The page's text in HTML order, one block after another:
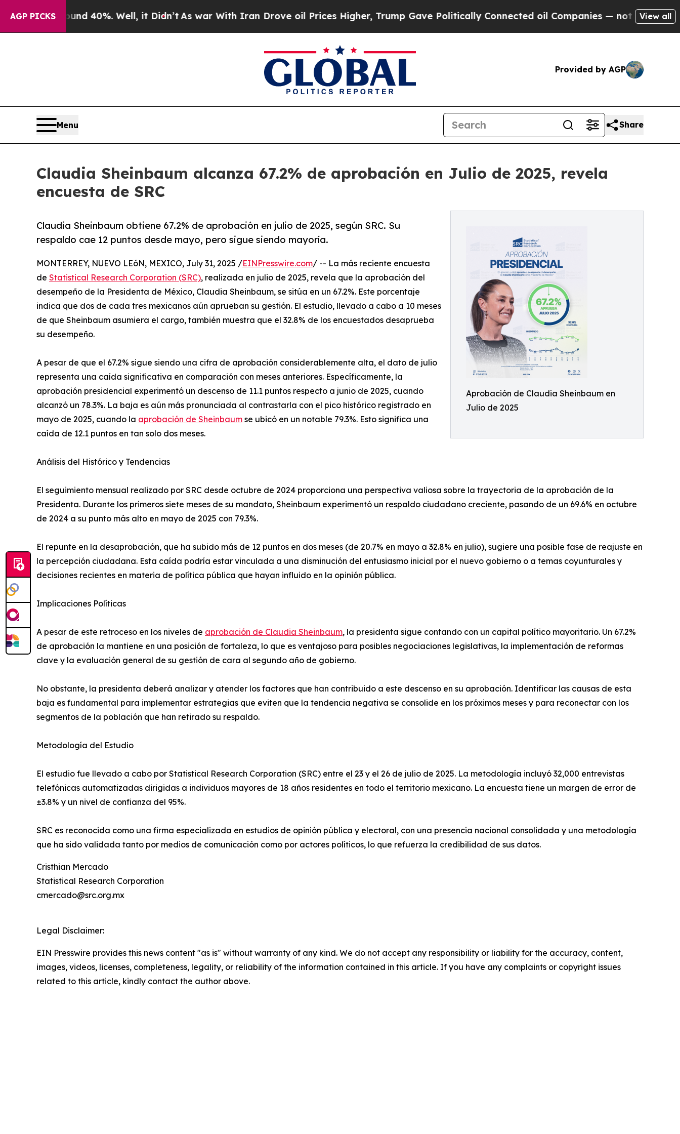
AGP PICKS
Around 40%. Well, it Didn’t As war With Iran Drove oil Prices Higher, Trump Gave Politically Connected oil Companies — not Taxpayers — the
View all
Provided by AGP
Menu Share
Claudia Sheinbaum alcanza 67.2% de aprobación en Julio de 2025, revela
encuesta de SRC
Aprobación de Claudia Sheinbaum en
Julio de 2025
Claudia Sheinbaum obtiene 67.2% de aprobación en julio de 2025, según SRC. Su
respaldo cae 12 puntos desde mayo, pero sigue siendo mayoría.
MONTERREY, NUEVO LEóN, MEXICO, July 31, 2025 /EINPresswire.com/ -- La más reciente encuesta
de Statistical Research Corporation (SRC), realizada en julio de 2025, revela que la aprobación del
desempeño de la Presidenta de México, Claudia Sheinbaum, se sitúa en un 67.2%. Este porcentaje
indica que dos de cada tres mexicanos aún aprueban su gestión. El estudio, llevado a cabo a 10 meses
de que Sheinbaum asumiera el cargo, también muestra que el 32.8% de los encuestados desaprueba
su desempeño.
A pesar de que el 67.2% sigue siendo una cifra de aprobación considerablemente alta, el dato de julio
representa una caída significativa en comparación con meses anteriores. Específicamente, la
aprobación presidencial experimentó un descenso de 11.1 puntos respecto a junio de 2025, cuando
alcanzó un 78.3%. La baja es aún más pronunciada al contrastarla con el pico histórico registrado en
mayo de 2025, cuando la aprobación de Sheinbaum se ubicó en un notable 79.3%. Esto significa una
caída de 12.1 puntos en tan solo dos meses.
Análisis del Histórico y Tendencias
El seguimiento mensual realizado por SRC desde octubre de 2024 proporciona una perspectiva valiosa sobre la trayectoria de la aprobación de la
Presidenta. Durante los primeros siete meses de su mandato, Sheinbaum experimentó un respaldo ciudadano creciente, pasando de un 69.6% en octubre
de 2024 a su punto más alto en mayo de 2025 con 79.3%.
El repunte en la desaprobación, que ha subido más de 12 puntos en dos meses (de 20.7% en mayo a 32.8% en julio), sugiere una posible fase de reajuste en
la percepción ciudadana. Esta caída podría estar vinculada a una disminución del entusiasmo inicial por el nuevo gobierno o a temas coyunturales y
decisiones recientes en materia de política pública que hayan influido en la opinión pública.
Implicaciones Políticas
A pesar de este retroceso en los niveles de aprobación de Claudia Sheinbaum, la presidenta sigue contando con un capital político mayoritario. Un 67.2%
de aprobación la mantiene en una posición de fortaleza, lo que es ventajoso para posibles negociaciones legislativas, la implementación de reformas
clave y la evaluación general de su gestión de cara al segundo año de gobierno.
No obstante, la presidenta deberá analizar y atender los factores que han contribuido a este descenso en su aprobación. Identificar las causas de esta
baja es fundamental para implementar estrategias que eviten que la tendencia negativa se consolide en los próximos meses y para reconectar con los
segmentos de la población que han retirado su respaldo.
Metodología del Estudio
El estudio fue llevado a cabo por Statistical Research Corporation (SRC) entre el 23 y el 26 de julio de 2025. La metodología incluyó 32,000 entrevistas
telefónicas automatizadas dirigidas a individuos mayores de 18 años residentes en todo el territorio mexicano. La encuesta tiene un margen de error de
±3.8% y un nivel de confianza del 95%.
SRC es reconocida como una firma especializada en estudios de opinión pública y electoral, con una presencia nacional consolidada y una metodología
que ha sido validada tanto por medios de comunicación como por actores políticos, lo que refuerza la credibilidad de sus datos.
Cristhian Mercado
Statistical Research Corporation
cmercado@src.org.mx
Legal Disclaimer:
EIN Presswire provides this news content "as is" without warranty of any kind. We do not accept any responsibility or liability for the accuracy, content,
images, videos, licenses, completeness, legality, or reliability of the information contained in this article. If you have any complaints or copyright issues
related to this article, kindly contact the author above.